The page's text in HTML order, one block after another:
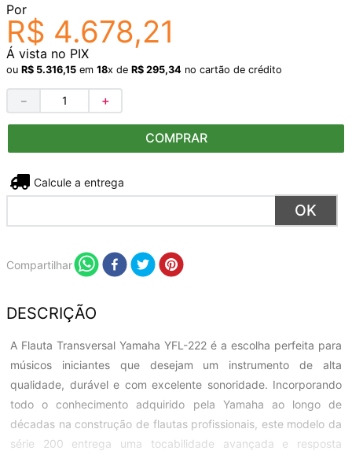
Por
R$ 4.678,21
Á vista no PIX
ou R$ 5.316,15 em 18x de R$ 295,34 no cartão de crédito
＋
－
COMPRAR
Não sei meu CEP
Compartilhar
DESCRIÇÃO
A Flauta Transversal Yamaha YFL-222 é a escolha perfeita para
músicos iniciantes que desejam um instrumento de alta
qualidade, durável e com excelente sonoridade. Incorporando
todo o conhecimento adquirido pela Yamaha ao longo de
décadas na construção de flautas profissionais, este modelo da
série 200 entrega uma tocabilidade avançada e resposta